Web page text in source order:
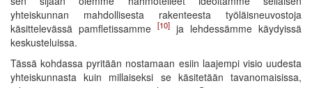
yhteiskunnan mahdollisesta rakenteesta työläisneuvostoja
käsittelevässä pamfletissamme [10] ja lehdessämme käydyissä
keskusteluissa.
Tässä kohdassa pyritään nostamaan esiin laajempi visio uudesta
yhteiskunnasta kuin millaiseksi se käsitetään tavanomaisissa,